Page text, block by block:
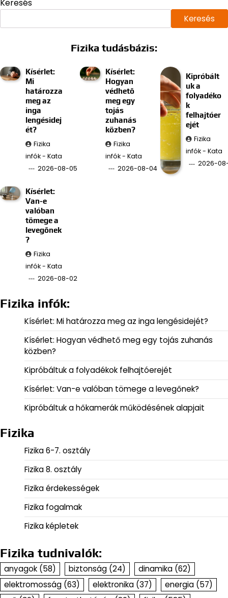
Keresés
Keresés
Fizika tudásbázis:
Kísérlet:
Mi
határozza
meg az
inga
lengésidej
ét?
Fizika
infók - Kata
2026-08-05
Kísérlet:
Hogyan
védhető
meg egy
tojás
zuhanás
közben?
Fizika
infók - Kata
2026-08-04
Kipróbált
uk a
folyadéko
k
felhajtóer
ejét
Fizika
infók - Kata
2026-
Kísérlet:
Van-e
valóban
tömege a
levegőnek
?
Fizika
infók - Kata
2026-08-02
Fizika infók:
Kísérlet: Mi határozza meg az inga lengésidejét?
Kísérlet: Hogyan védhető meg egy tojás zuhanás
közben?
Kipróbáltuk a folyadékok felhajtóerejét
Kísérlet: Van-e valóban tömege a levegőnek?
Kipróbáltuk a hőkamerák működésének alapjait
Fizika
Fizika 6-7. osztály
Fizika 8. osztály
Fizika érdekességek
Fizika fogalmak
Fizika képletek
Fizika tudnivalók:
anyagok (58) biztonság (24) dinamika (62)
elektromosság (63) elektronika (37) energia (57)